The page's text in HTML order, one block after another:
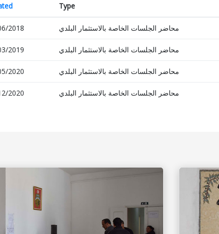
Type
2018 محاضر الجلسات الخاصة بالاستثمار البلدي
2019 محاضر الجلسات الخاصة بالاستثمار البلدي
2020 محاضر الجلسات الخاصة بالاستثمار البلدي
2020 محاضر الجلسات الخاصة بالاستثمار البلدي